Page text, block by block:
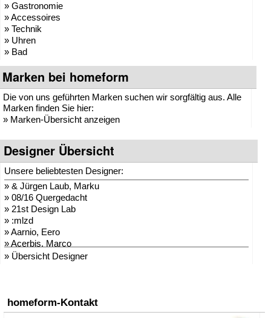
» Gastronomie
» Accessoires
» Technik
» Uhren
» Bad
Marken bei homeform
Die von uns geführten Marken suchen wir sorgfältig aus. Alle
Marken finden Sie hier:
» Marken-Übersicht anzeigen
Designer Übersicht
Unsere beliebtesten Designer:
» & Jürgen Laub, Marku
» 08/16 Quergedacht
» 21st Design Lab
» :mlzd
»Aarnio, Eero
»Acerbis, Marco
» Adam + Harborth
»AK47 Team
»Alberto Brogliato
» Übersicht Designer
homeform-Kontakt